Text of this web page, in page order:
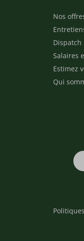
Nos
Dispatch
Salaires
Estimez
Qui